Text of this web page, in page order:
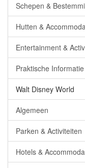
Schepen &
Hutten &
Entertainment &
Praktische Informatie
Walt Disney World
Algemeen
Parken & Activiteiten
Hotels &